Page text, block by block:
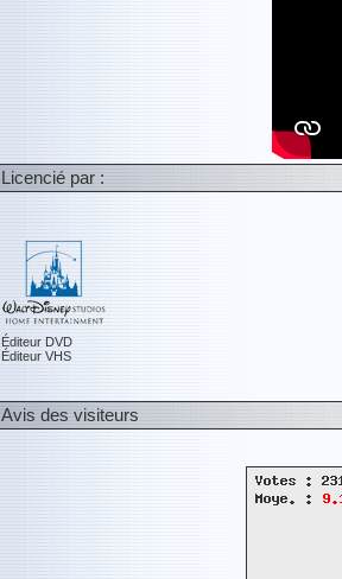
Licencié par :
Éditeur DVD
Éditeur VHS
Avis des visiteurs